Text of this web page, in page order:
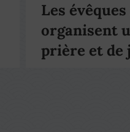
Les
organisent
prière et de